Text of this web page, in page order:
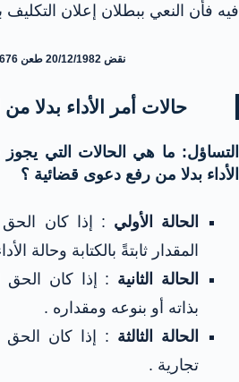
فيه فأن النعي ببطلان إعلان التكليف
نقض 20/12/1982 طعن 676 س 48 ق .
حالات أمر الأداء بدلا
التساؤل: ما هي الحالات التي يجوز
الأداء بدلا من رفع دعوى قضائية ؟
الحالة الأولي : إذا كان
المقدار ثابتةً بالكتابة وحالة
الحالة الثانية : إذا كان الحق
بذاته أو بنوعه ومقداره .
الحالة الثالثة : إذا كان الحق
تجارية .